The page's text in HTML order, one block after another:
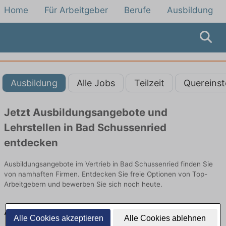
Alle Cookies akzeptieren Alle Cookies ablehnen
Home Für Arbeitgeber Berufe Ausbildung
Ausbildung Alle Jobs Teilzeit
Jetzt Ausbildungsangebote und
Lehrstellen in Bad Schussenried
entdecken
Ausbildungsangebote im Vertrieb in Bad Schussenried finden Sie
von namhaften Firmen. Entdecken Sie freie Optionen von Top-
Arbeitgebern und bewerben Sie sich noch heute.
Ausbildung in Bad Schussenried im Vertrieb: